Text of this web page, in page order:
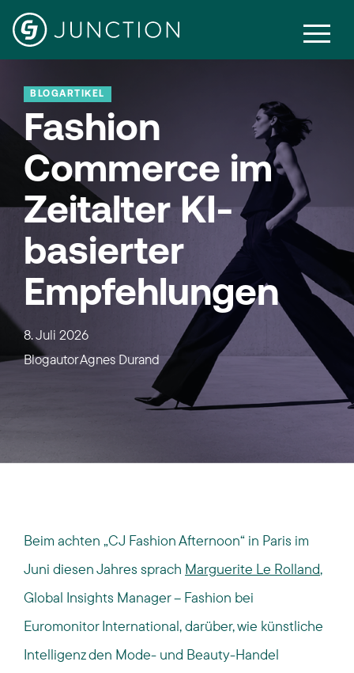
BLOGARTIKEL
Fashion
Commerce im
Zeitalter KI-
basierter
Empfehlungen
8. Juli 2026
BlogautorAgnes Durand
Beim achten „CJ Fashion Afternoon“ in Paris im
Juni diesen Jahres sprach Marguerite Le Rolland,
Global Insights Manager – Fashion bei
Euromonitor International, darüber, wie künstliche
Intelligenz den Mode- und Beauty-Handel